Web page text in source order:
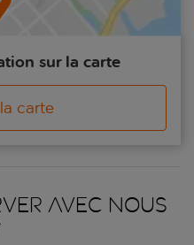
sur la carte
carte
avec nous